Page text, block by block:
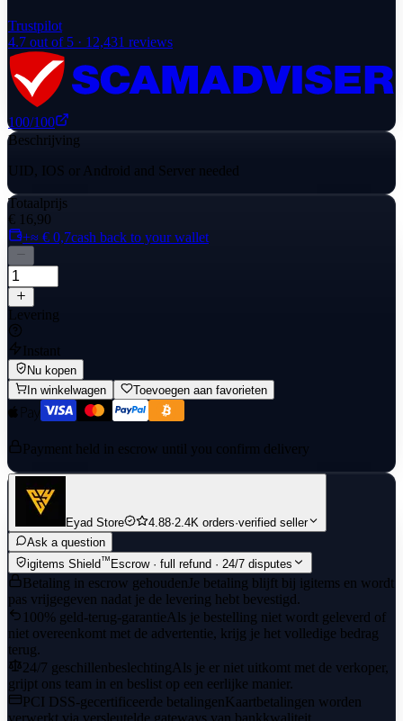
Trustpilot
4.7 out of 5 · 12,431 reviews
100/100
Beschrijving
UID, IOS or Android and Server needed
Totaalprijs
€ 16,90
+≈ € 0,7cash back to your wallet
Levering
Instant
Nu kopen
In winkelwagen
Toevoegen aan favorieten
Payment held in escrow until you confirm delivery
Eyad Store 4.88·2.4K orders·verified seller
Ask a question
igitems Shield™ Escrow · full refund · 24/7 disputes
Betaling in escrow gehoudenJe betaling blijft bij igitems en wordt
pas vrijgegeven nadat je de levering hebt bevestigd.
100% geld-terug-garantieAls je bestelling niet wordt geleverd of
niet overeenkomt met de advertentie, krijg je het volledige bedrag
terug.
24/7 geschillenbeslechtingAls je er niet uitkomt met de verkoper,
grijpt ons team in en beslist op een eerlijke manier.
PCI DSS-gecertificeerde betalingenKaartbetalingen worden